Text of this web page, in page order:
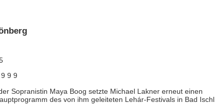
9 9 9
Sopranistin Maya Boog setzte Michael Lakner erneut einen
des von ihm geleiteten Lehár-Festivals in Bad Ischl.